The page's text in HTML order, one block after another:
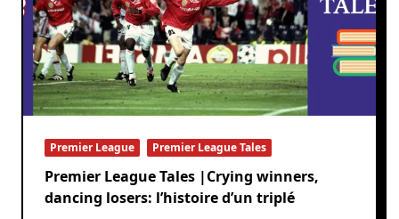
Premier League Premier League Tales
Premier League Tales |Crying winners,
dancing losers: l’histoire d’un triplé